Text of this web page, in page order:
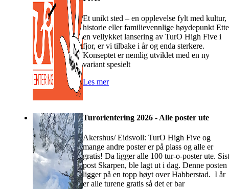
Et unikt sted – en opplevelse fylt med kultur,
historie eller familievennlige høydepunkt
en vellykket lansering av TurO High Five i
fjor, er vi tilbake i år og enda sterkere.
Konseptet er nemlig utviklet med en ny
variant spesielt
Les mer
Turorientering 2026 - Alle poster ute
Akershus/ Eidsvoll: TurO High Five og
mange andre poster er på plass og alle er
gratis! Da ligger alle 100 tur-o-poster ute.
post Skarpen, ble lagt ut i dag. Denne posten
ligger på en topp høyt over Habberstad. I år
er alle turene gratis så det er bar